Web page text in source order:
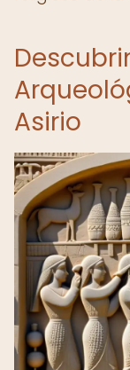
Asirio